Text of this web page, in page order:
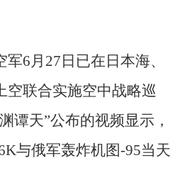
6月27日已在日本海、
空联合实施空中战略巡
谭天”公布的视频显示，
与俄军轰炸机图-95当天